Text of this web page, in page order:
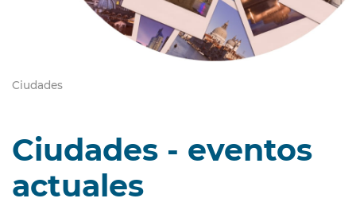
Ciudades
Ciudades - eventos
actuales